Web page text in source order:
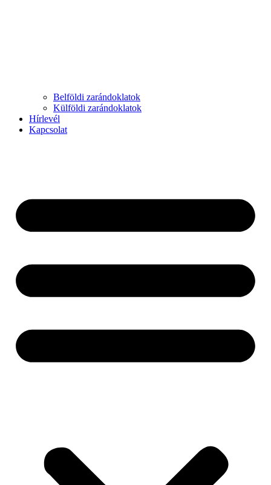
Belföldi zarándoklatok
Külföldi zarándoklatok
Hírlevél
Kapcsolat